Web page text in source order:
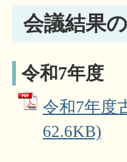
会議結果
令和7年度
令和7年度
62.6KB)